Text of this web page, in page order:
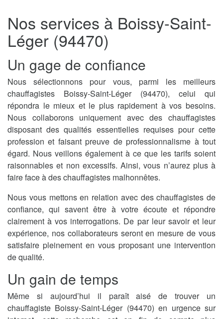
Nos services à Boissy-Saint-
Léger (94470)
Un gage de confiance
Nous sélectionnons pour vous, parmi les meilleurs
chauffagistes Boissy-Saint-Léger (94470), celui qui
répondra le mieux et le plus rapidement à vos besoins.
Nous collaborons uniquement avec des chauffagistes
disposant des qualités essentielles requises pour cette
profession et faisant preuve de professionnalisme à tout
égard. Nous veillons également à ce que les tarifs soient
raisonnables et non excessifs. Ainsi, vous n’aurez plus à
faire face à des chauffagistes malhonnêtes.
Nous vous mettons en relation avec des chauffagistes de
confiance, qui savent être à votre écoute et répondre
clairement à vos interrogations. De par leur savoir et leur
expérience, nos collaborateurs seront en mesure de vous
satisfaire pleinement en vous proposant une intervention
de qualité.
Un gain de temps
Même si aujourd’hui il paraît aisé de trouver un
chauffagiste Boissy-Saint-Léger (94470) en urgence sur